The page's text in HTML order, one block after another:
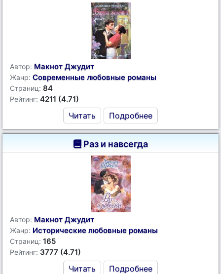
Автор: Макнот Джудит
Жанр: Современные любовные романы
Страниц: 84
Рейтинг: 4211 (4.71)
Читать Подробнее
Раз и навсегда
Автор: Макнот Джудит
Жанр: Исторические любовные романы
Страниц: 165
Рейтинг: 3777 (4.71)
Читать Подробнее